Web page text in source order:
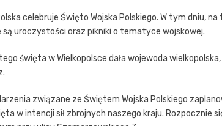
celebruje Święto Wojska Polskiego. W tym dniu,
są uroczystości oraz pikniki o tematyce wojskowej.
święta w Wielkopolsce dała wojewoda
związane ze Świętem Wojska Polskiego
w intencji sił zbrojnych naszego kraju. Rozpocznie